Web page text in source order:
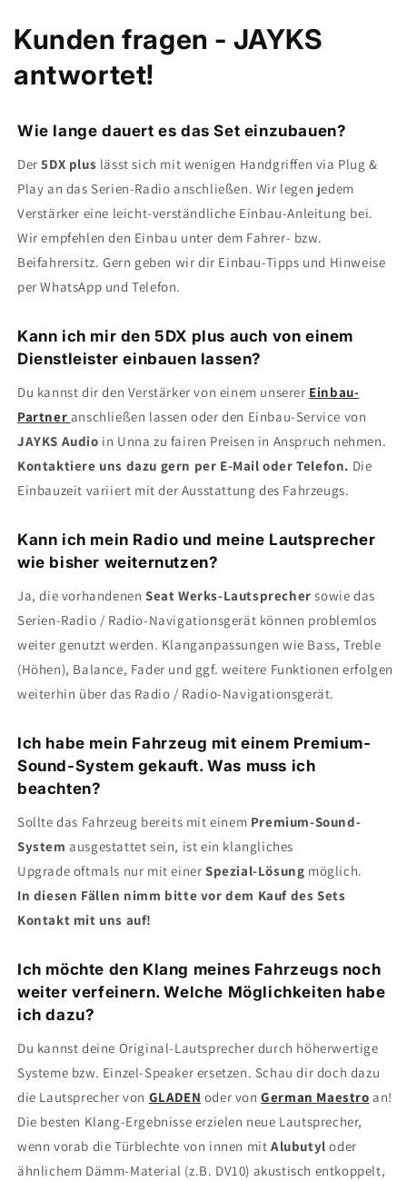
Kunden fragen - JAYKS
antwortet!
Wie lange dauert es das Set einzubauen?
Der5DX plus lässt sich mit wenigen Handgriffen via Plug &
Play an das Serien-Radio anschließen. Wir legen jedem
Verstärker eine leicht-verständliche Einbau-Anleitung bei.
Wir empfehlen den Einbau unter dem Fahrer- bzw.
Beifahrersitz. Gern geben wir dir Einbau-Tipps und Hinweise
per WhatsApp und Telefon.
Kann ich mir den 5DX plus auch von einem
Dienstleister einbauen lassen?
Du kannst dir den Verstärker von einem unserer Einbau-
Partner anschließen lassen oder den Einbau-Service von
JAYKS Audio in Unna zu fairen Preisen in Anspruch nehmen.
Kontaktiere uns dazu gern per E-Mail oder Telefon. Die
Einbauzeit variiert mit der Ausstattung des Fahrzeugs.
Kann ich mein Radio und meine Lautsprecher
wie bisher weiternutzen?
Ja, die vorhandenen Seat Werks-Lautsprecher sowie das
Serien-Radio / Radio-Navigationsgerät können problemlos
weiter genutzt werden. Klanganpassungen wie Bass, Treble
(Höhen), Balance, Fader und ggf. weitere Funktionen erfolgen
weiterhin über das Radio / Radio-Navigationsgerät.
Ich habe mein Fahrzeug mit einem Premium-
Sound-System gekauft. Was muss ich
beachten?
Sollte das Fahrzeug bereits mit einem Premium-Sound-
System ausgestattet sein, ist ein klangliches
Upgrade oftmals nur mit einerSpezial-Lösung möglich.
In diesen Fällen nimm bitte vor dem Kauf des Sets
Kontakt mit uns auf!
Ich möchte den Klang meines Fahrzeugs noch
weiter verfeinern. Welche Möglichkeiten habe
ich dazu?
Du kannst deine Original-Lautsprecher durch höherwertige
Systeme bzw. Einzel-Speaker ersetzen. Schau dir doch dazu
die Lautsprecher von GLADEN oder vonGerman Maestro an!
Die besten Klang-Ergebnisse erzielen neue Lautsprecher,
wenn vorab die Türblechte von innen mitAlubutyloder
ähnlichem Dämm-Material (z.B. DV10) akustisch entkoppelt,